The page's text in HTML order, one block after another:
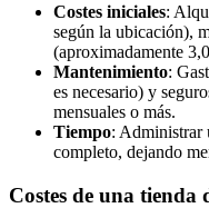
Costes iniciales:
según la ubicación),
(aproximadamente
Mantenimiento:
es necesario) y
mensuales o más.
Tiempo: Administrar
completo, dejando
Costes de una tienda